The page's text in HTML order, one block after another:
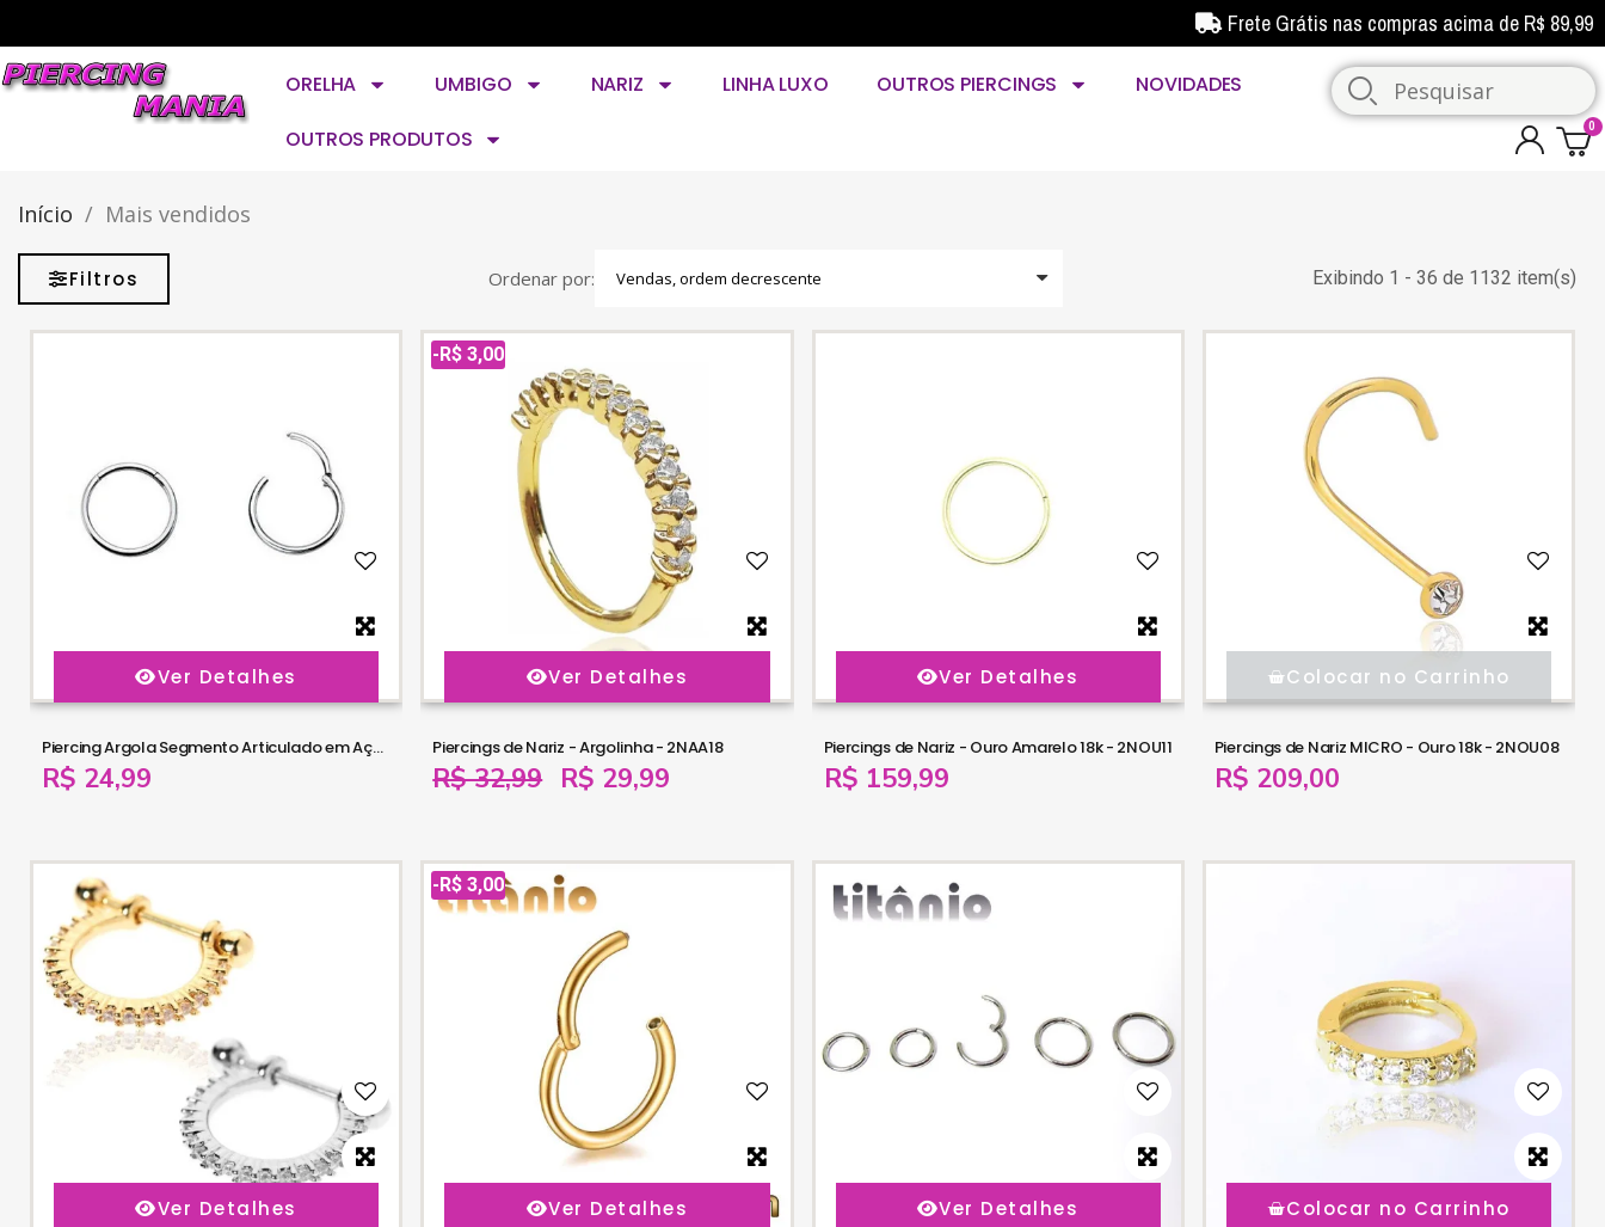
Frete Grátis nas compras acima de R$ 89,99
ORELHA UMBIGO NARIZ LINHA LUXO OUTROS PIERCINGS
NOVIDADES
OUTROS PRODUTOS
Início Mais vendidos
Filtros Ordenar por: Exibindo 1 - 36 de 1132 item(s)
Ver Detalhes
Piercing Argola Segmento Articulado em Aço - 6ORE484
R$ 24,99
-R$ 3,00
Ver Detalhes
Piercings de Nariz - Argolinha - 2NAA18
R$ 32,99 R$ 29,99
Ver Detalhes
Piercings de Nariz - Ouro Amarelo 18k - 2NOU11
R$ 159,99
Colocar no Carrinho
Piercings de Nariz MICRO - Ouro 18k - 2NOU08
R$ 209,00
Ver Detalhes
-R$ 3,00
Ver Detalhes Ver Detalhes Colocar no Carrinho